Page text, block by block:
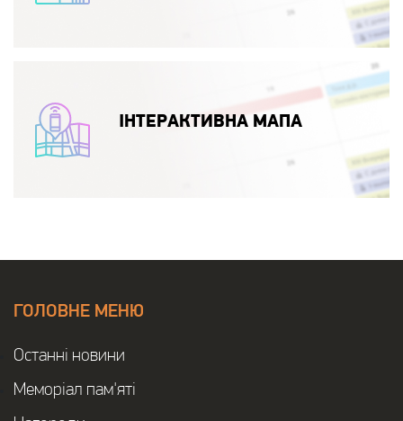
ІНТЕРАКТИВНА МАПА
ГОЛОВНЕ МЕНЮ
Останнi новини
Меморіал пам'яті